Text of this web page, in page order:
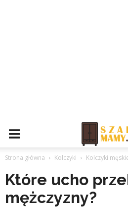
Strona główna Kolczyki Kolczyki
Które ucho
mężczyzny?